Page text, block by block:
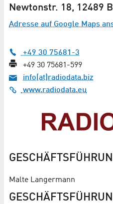
Newtonstr. 18, 12489
Adresse auf Google Maps
+49 30 75681-3
+49 30 75681-599
info(at)radiodata.biz
www.radiodata.eu
Malte Langermann